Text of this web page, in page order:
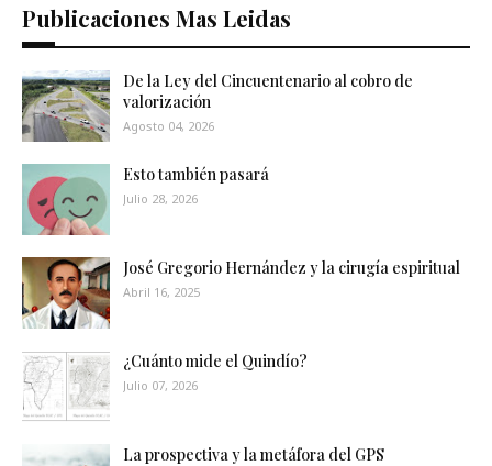
Publicaciones Mas Leidas
De la Ley del Cincuentenario al cobro de
valorización
Agosto 04, 2026
Esto también pasará
Julio 28, 2026
José Gregorio Hernández y la cirugía espiritual
Abril 16, 2025
¿Cuánto mide el Quindío?
Julio 07, 2026
La prospectiva y la metáfora del GPS